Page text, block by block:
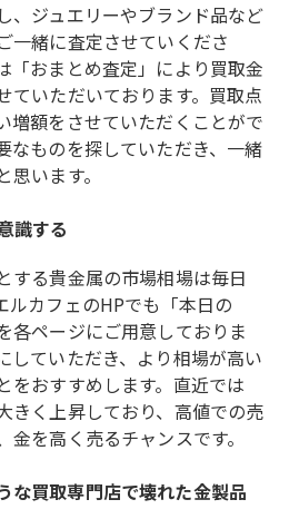
、ジュエリーやブランド品など
一緒に査定させていくださ
「おまとめ査定」により買取金
ていただいております。買取点
増額をさせていただくことがで
なものを探していただき、一緒
います。
識する
する貴金属の市場相場は毎日
ルカフェのHPでも「本日の
各ページにご用意しておりま
していただき、より相場が高い
をおすすめします。直近では
きく上昇しており、高値での売
を高く売るチャンスです。
な買取専門店で壊れた金製品